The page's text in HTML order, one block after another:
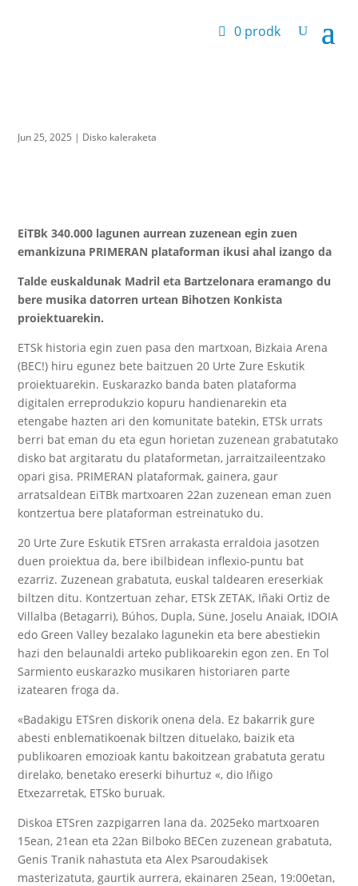
0 prodk
Jun 25, 2025 | Disko kaleraketa
EiTBk 340.000 lagunen aurrean zuzenean egin zuen
emankizuna PRIMERAN plataforman ikusi ahal izango da
Talde euskaldunak Madril eta Bartzelonara eramango du
bere musika datorren urtean Bihotzen Konkista
proiektuarekin.
ETSk historia egin zuen pasa den martxoan, Bizkaia Arena
(BEC!) hiru egunez bete baitzuen20 Urte Zure Eskutik
proiektuarekin. Euskarazko banda baten plataforma
digitalen erreprodukzio kopuru handienarekin eta
etengabe hazten ari den komunitate batekin, ETSk urrats
berri bat eman du eta egun horietan zuzenean grabatutako
disko bat argitaratu du plataformetan, jarraitzaileentzako
opari gisa. PRIMERAN plataformak, gainera, gaur
arratsaldean EiTBk martxoaren 22an zuzenean eman zuen
kontzertua bere plataforman estreinatuko du.
20 Urte Zure Eskutik ETSren arrakasta erraldoia jasotzen
duen proiektua da, bere ibilbidean inflexio-puntu bat
ezarriz. Zuzenean grabatuta, euskal taldearen ereserkiak
biltzen ditu. Kontzertuan zehar, ETSkZETAK, Iñaki Ortiz de
Villalba (Betagarri), Búhos, Dupla, Süne, Joselu Anaiak, IDOIA
edo Green Valley bezalako lagunekin eta bere abestiekin
hazi den belaunaldi arteko publikoarekin egon zen. En Tol
Sarmiento euskarazko musikaren historiaren parte
izatearen froga da.
«Badakigu ETSren diskorik onena dela. Ez bakarrik gure
abesti enblematikoenak biltzen dituelako, baizik eta
publikoaren emozioak kantu bakoitzean grabatuta geratu
direlako, benetako ereserki bihurtuz «, dio Iñigo
Etxezarretak, ETSko buruak.
Diskoa ETSren zazpigarren lana da.2025eko martxoaren
15ean, 21ean eta 22an Bilboko BECen zuzenean grabatuta,
Genis Tranik nahastuta etaAlex Psaroudakisek
masterizatuta, gaurtik aurrera,ekainaren 25ean, 19:00etan,